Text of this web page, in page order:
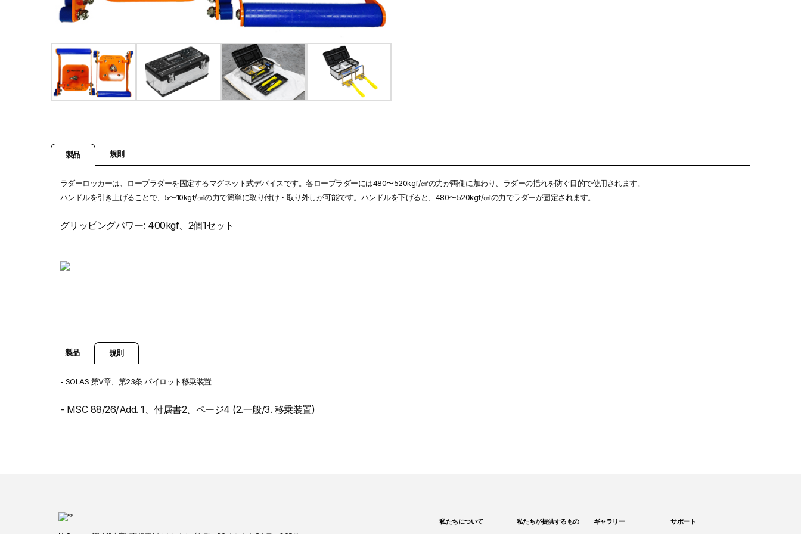
製品 規則
ラダーロッカーは、ロープラダーを固定するマグネット式デバイスです。各ロープラダーには480〜520kgf/㎠の力が両側に加わり、ラダーの揺れを防ぐ目的で使用されます。
ハンドルを引き上げることで、5〜10kgf/㎠の力で簡単に取り付け・取り外しが可能です。ハンドルを下げると、480〜520kgf/㎠の力でラダーが固定されます。
グリッピングパワー: 400kgf、2個1セット
製品 規則
- SOLAS 第V章、第23条 パイロット移乗装置
- MSC 88/26/Add. 1、付属書2、ページ4 (2.一般/3. 移乗装置)
私たちについて 私たちが提供するもの ギャラリー サポート